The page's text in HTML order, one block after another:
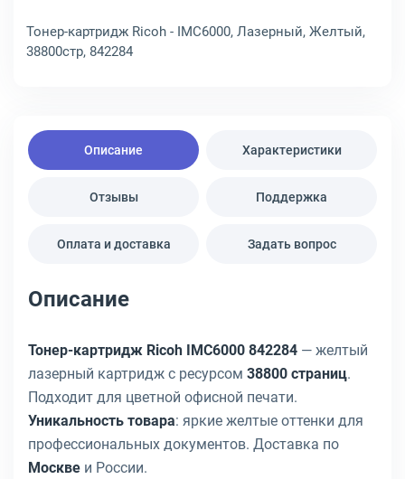
Тонер-картридж Ricoh - IMC6000, Лазерный, Желтый,
38800стр, 842284
Описание Характеристики
Отзывы Поддержка
Оплата и доставка Задать вопрос
Описание
Тонер-картридж Ricoh IMC6000 842284 — желтый
лазерный картридж с ресурсом 38800 страниц.
Подходит для цветной офисной печати.
Уникальность товара: яркие желтые оттенки для
профессиональных документов. Доставка по
Москве и России.